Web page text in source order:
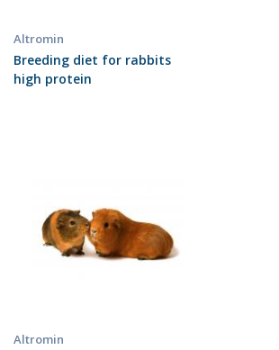
Altromin
Breeding diet for rabbits
high protein
Altromin